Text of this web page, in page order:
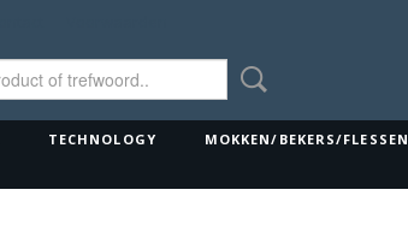
TECHNOLOGY MOKKEN/BEKERS/FLESSEN